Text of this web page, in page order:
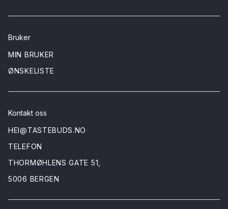
Bruker
MIN BRUKER
ØNSKELISTE
Kontakt oss
HEI@TASTEBUDS.NO
TELEFON
THORMØHLENS GATE 51,
5006 BERGEN